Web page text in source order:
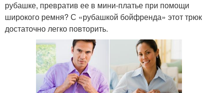
рубашке, превратив ее в мини-платье при помощи
широкого ремня? С «рубашкой бойфренда» этот трюк
достаточно легко повторить.